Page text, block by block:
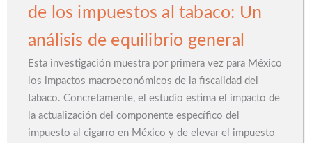
de los impuestos al tabaco: Un
análisis de equilibrio general
Esta investigación muestra por primera vez para México
los impactos macroeconómicos de la fiscalidad del
tabaco. Concretamente, el estudio estima el impacto de
la actualización del componente específico del
impuesto al cigarro en México y de elevar el impuesto